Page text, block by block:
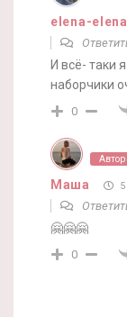
elena-elena
И всё- таки
наборчики
0
Автор
Маша
🤗🤗🤗
0